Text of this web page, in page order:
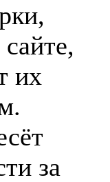
их
за